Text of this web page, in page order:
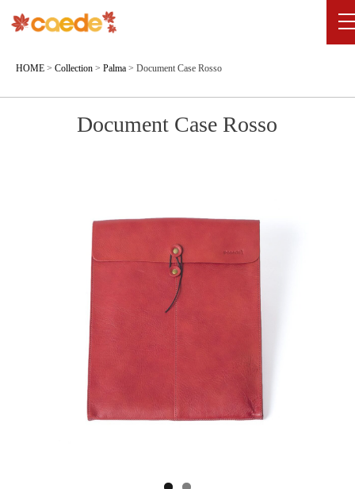
HOME > Collection > Palma > Document Case Rosso
Document Case Rosso